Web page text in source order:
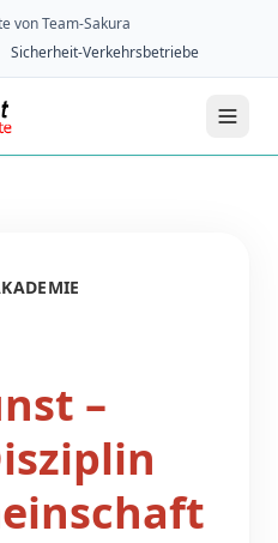
von Team-Sakura
Sicherheit-Verkehrsbetriebe
–